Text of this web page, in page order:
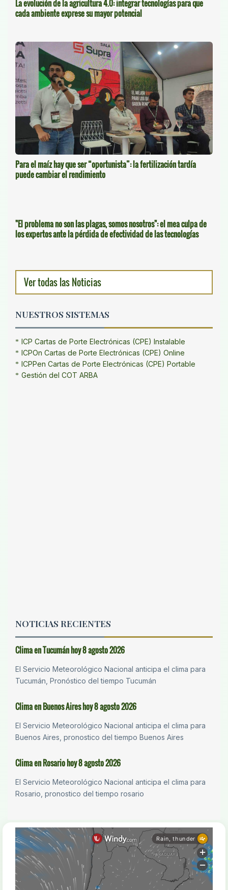
La evolución de la agricultura 4.0: integrar tecnologías para que
cada ambiente exprese su mayor potencial
Para el maíz hay que ser “oportunista”: la fertilización tardía
puede cambiar el rendimiento
"El problema no son las plagas, somos nosotros": el mea culpa de
los expertos ante la pérdida de efectividad de las tecnologías
Ver todas las Noticias
NUESTROS SISTEMAS
ICP Cartas de Porte Electrónicas (CPE) Instalable
ICPOn Cartas de Porte Electrónicas (CPE) Online
ICPPen Cartas de Porte Electrónicas (CPE) Portable
Gestión del COT ARBA
NOTICIAS RECIENTES
Clima en Tucumán hoy 8 agosto 2026
El Servicio Meteorológico Nacional anticipa el clima para
Tucumán, Pronóstico del tiempo Tucumán
Clima en Buenos Aires hoy 8 agosto 2026
El Servicio Meteorológico Nacional anticipa el clima para
Buenos Aires, pronostico del tiempo Buenos Aires
Clima en Rosario hoy 8 agosto 2026
El Servicio Meteorológico Nacional anticipa el clima para
Rosario, pronostico del tiempo rosario